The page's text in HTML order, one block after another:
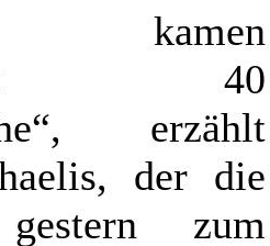
kamen
40
erzählt
der die
zum